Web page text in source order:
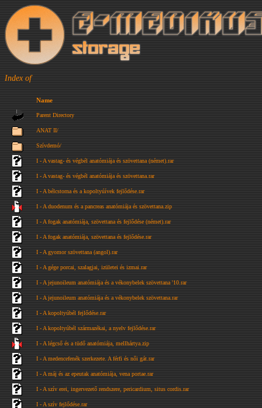
Index of
Name
Parent Directory
ANAT II/
Szívdemó/
I - A vastag- és végbél anatómiája és szövettana (német).rar
I - A vastag- és végbél anatómiája és szövettana.rar
I - A bélcstorna és a kopoltyúívek fejlődése.rar
I - A duodenum és a pancreas anatómiája és szövettana.zip
I - A fogak anatómiája, szövettana és fejlődése (német).rar
I - A fogak anatómiája, szövettana és fejlődése.rar
I - A gyomor szövettana (angol).rar
I - A gége porcai, szalagjai, izületei és izmai.rar
I - A jejunoileum anatómiája és a vékonybelek szövettana '10.rar
I - A jejunoileum anatómiája és a vékonybelek szövettana.rar
I - A kopoltyúbél fejlődése.rar
I - A kopoltyúbél származékai, a nyelv fejlődése.rar
I - A légcső és a tüdő anatómiája, mellhártya.zip
I - A medencefenék szerkezete. A férfi és női gát.rar
I - A máj és az epeutak anatómiája, vena portae.rar
I - A szív erei, ingervezető rendszere, pericardium, situs cordis.rar
I - A szív fejlődése.rar